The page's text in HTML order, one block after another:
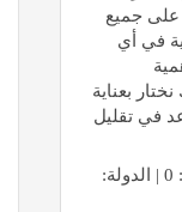
على جميع
في أي
بعناية
في تقليل